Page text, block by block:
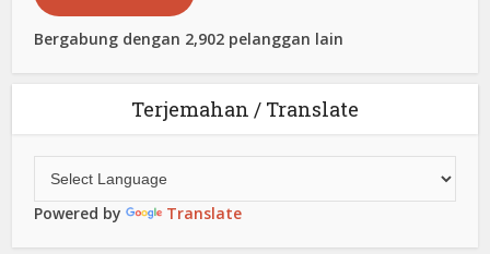
Bergabung dengan 2,902 pelanggan lain
Terjemahan / Translate
Powered by Translate